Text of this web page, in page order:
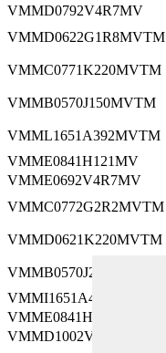
VMMD0792V4R7MV
VMMD0622G1R8MVTM
VMMC0771K220MVTM
VMMB0570J150MVTM
VMML1651A392MVTM
VMME0841H121MV
VMME0692V4R7MV
VMMC0772G2R2MVTM
VMMD0621K220MVTM
VMMB0570J220MVTM
VMMI1651A472MV
VMME0841H151MV
VMMD1002V5R6MV